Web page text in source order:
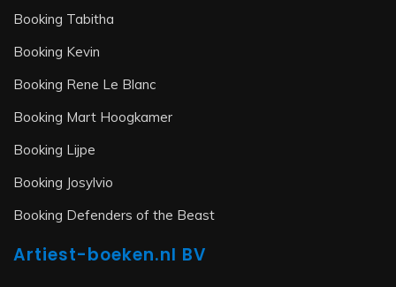
Booking Tabitha
Booking Kevin
Booking Rene Le Blanc
Booking Mart Hoogkamer
Booking Lijpe
Booking Josylvio
Booking Defenders of the Beast
Artiest-boeken.nl BV